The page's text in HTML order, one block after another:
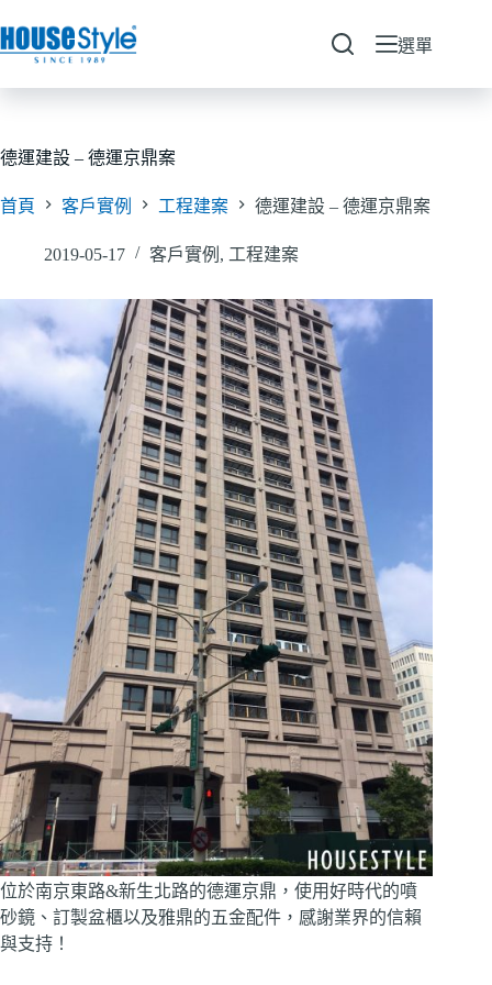
至
要
容
選單
德運建設 – 德運京鼎案
首頁 客戶實例 工程建案 德運建設 – 德運京鼎案
2019-05-17 客戶實例 , 工程建案
位於南京東路&新生北路的德運京鼎，使用好時代的噴
砂鏡、訂製盆櫃以及雅鼎的五金配件，感謝業界的信賴
與支持！